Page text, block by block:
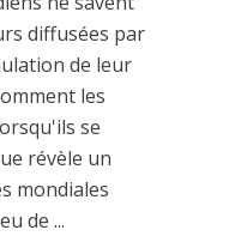
diffusées par
de leur
les
se
révèle un
mondiales
de ...